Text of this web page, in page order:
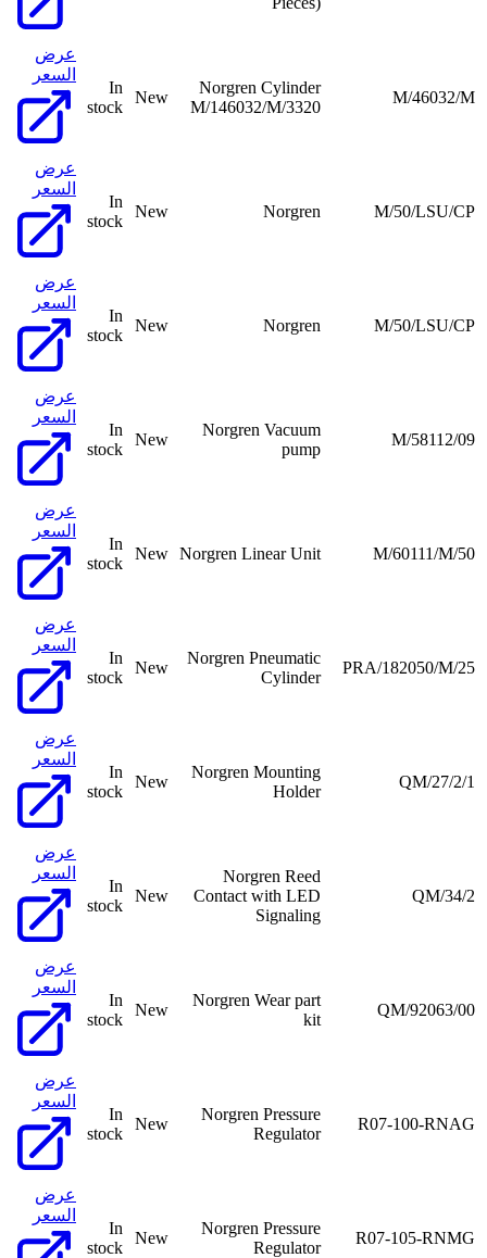
M/46032/M
Norgren Cylinder
M/146032/M/3320
New
In
stock
عرض
السعر
M/50/LSU/CP
Norgren
New
In
stock
عرض
السعر
M/50/LSU/CP
Norgren
New
In
stock
عرض
السعر
M/58112/09
Norgren Vacuum
pump
New
In
stock
عرض
السعر
M/60111/M/50
Norgren Linear Unit
New
In
stock
عرض
السعر
PRA/182050/M/25
Norgren Pneumatic
Cylinder
New
In
stock
عرض
السعر
QM/27/2/1
Norgren Mounting
Holder
New
In
stock
عرض
السعر
QM/34/2
Norgren Reed
Contact with LED
Signaling
New
In
stock
عرض
السعر
QM/92063/00
Norgren Wear part
kit
New
In
stock
عرض
السعر
R07-100-RNAG
Norgren Pressure
Regulator
New
In
stock
عرض
السعر
R07-105-RNMG
Norgren Pressure
Regulator
New
In
stock
عرض
السعر